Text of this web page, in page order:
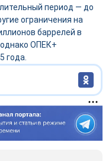
период — до
ограничения на
баррелей в
ОПЕК+
года.